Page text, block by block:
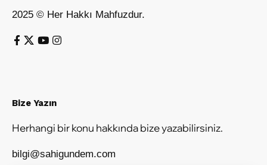
2025 © Her Hakkı Mahfuzdur.
Bize Yazın
Herhangi bir konu hakkında bize yazabilirsiniz.
bilgi@sahigundem.com